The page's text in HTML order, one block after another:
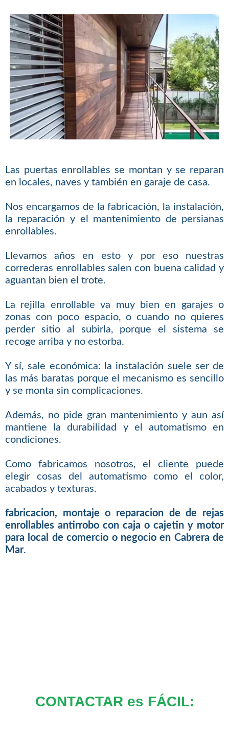
Las puertas enrollables se montan y se reparan
en locales, naves y también en garaje de casa.
Nos encargamos de la fabricación, la instalación,
la reparación y el mantenimiento de persianas
enrollables.
Llevamos años en esto y por eso nuestras
correderas enrollables salen con buena calidad y
aguantan bien el trote.
La rejilla enrollable va muy bien en garajes o
zonas con poco espacio, o cuando no quieres
perder sitio al subirla, porque el sistema se
recoge arriba y no estorba.
Y sí, sale económica: la instalación suele ser de
las más baratas porque el mecanismo es sencillo
y se monta sin complicaciones.
Además, no pide gran mantenimiento y aun así
mantiene la durabilidad y el automatismo en
condiciones.
Como fabricamos nosotros, el cliente puede
elegir cosas del automatismo como el color,
acabados y texturas.
fabricacion, montaje o reparacion de de rejas
enrollables antirrobo con caja o cajetin y motor
para local de comercio o negocio en Cabrera de
Mar.
CONTACTAR es FÁCIL: